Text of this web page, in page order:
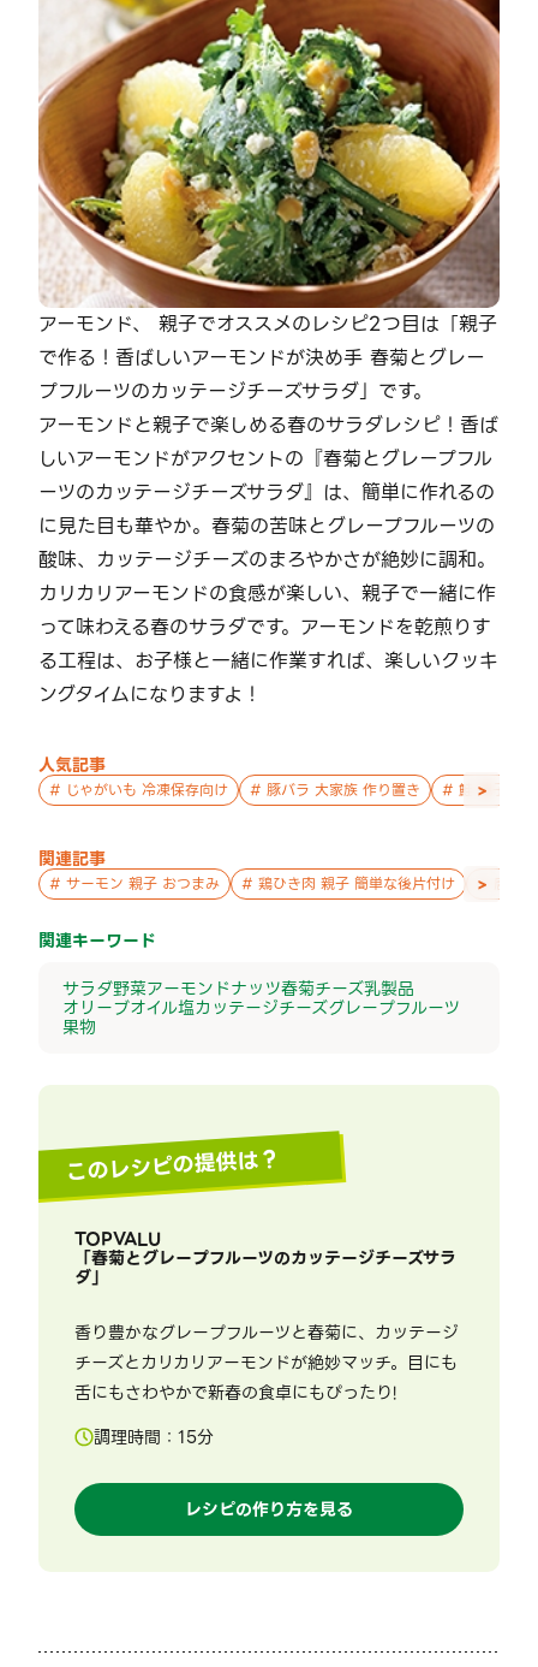
アーモンド、 親子でオススメのレシピ2つ目は「親子
で作る！香ばしいアーモンドが決め手 春菊とグレー
プフルーツのカッテージチーズサラダ」です。
アーモンドと親子で楽しめる春のサラダレシピ！香ば
しいアーモンドがアクセントの『春菊とグレープフル
ーツのカッテージチーズサラダ』は、簡単に作れるの
に見た目も華やか。春菊の苦味とグレープフルーツの
酸味、カッテージチーズのまろやかさが絶妙に調和。
カリカリアーモンドの食感が楽しい、親子で一緒に作
って味わえる春のサラダです。アーモンドを乾煎りす
る工程は、お子様と一緒に作業すれば、楽しいクッキ
ングタイムになりますよ！
人気記事
# じゃがいも 冷凍保存向け # 豚バラ 大家族 作り置き # 鮭 親子 作
>
関連記事
# サーモン 親子 おつまみ # 鶏ひき肉 親子 簡単な後片付け # 唐揚
>
関連キーワード
サラダ野菜アーモンドナッツ春菊チーズ乳製品
オリーブオイル塩カッテージチーズグレープフルーツ
果物
このレシピの提供は？
TOPVALU
「春菊とグレープフルーツのカッテージチーズサラ
ダ」
香り豊かなグレープフルーツと春菊に、カッテージ
チーズとカリカリアーモンドが絶妙マッチ。目にも
舌にもさわやかで新春の食卓にもぴったり!
調理時間： 15分
レシピの作り方を見る